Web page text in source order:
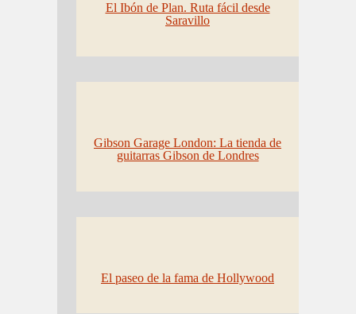
El Ibón de Plan. Ruta fácil desde
Saravillo
Gibson Garage London: La tienda de
guitarras Gibson de Londres
El paseo de la fama de Hollywood